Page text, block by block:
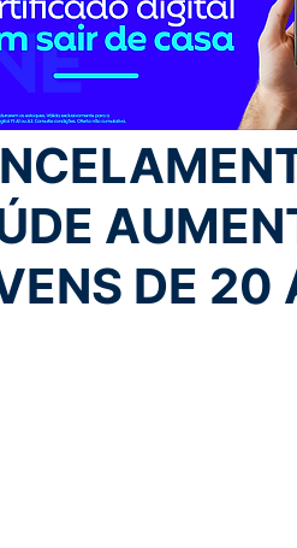
DE 20
de 2024 3 min de leitura